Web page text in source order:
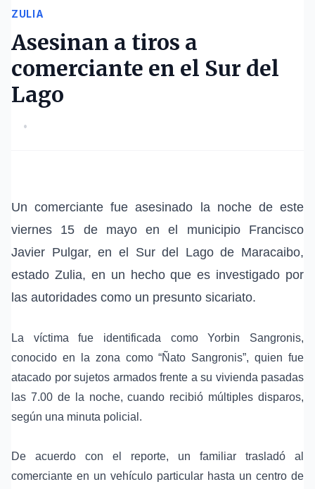
ZULIA
Asesinan a tiros a
comerciante en el Sur del
Lago
•
Un comerciante fue asesinado la noche de este
viernes 15 de mayo en el municipio Francisco
Javier Pulgar, en el Sur del Lago de Maracaibo,
estado Zulia, en un hecho que es investigado por
las autoridades como un presunto sicariato.
La víctima fue identificada como Yorbin Sangronis,
conocido en la zona como “Ñato Sangronis”, quien fue
atacado por sujetos armados frente a su vivienda pasadas
las 7.00 de la noche, cuando recibió múltiples disparos,
según una minuta policial.
De acuerdo con el reporte, un familiar trasladó al
comerciante en un vehículo particular hasta un centro de